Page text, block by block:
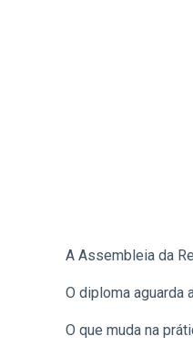
A Assembleia da
O diploma aguarda
O que muda na